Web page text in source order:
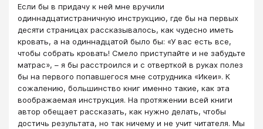
Если бы в придачу к ней мне вручили
одиннадцатистраничную инструкцию, где бы на первых
десяти страницах рассказывалось, как чудесно иметь
кровать, а на одиннадцатой было бы: «У вас есть все,
чтобы собрать кровать! Смело приступайте и не забудьте
матрас», – я бы расстроился и с отверткой в руках полез
бы на первого попавшегося мне сотрудника «Икеи». К
сожалению, большинство книг именно такие, как эта
воображаемая инструкция. На протяжении всей книги
автор обещает рассказать, как нужно делать, чтобы
достичь результата, но так ничему и не учит читателя. Мы